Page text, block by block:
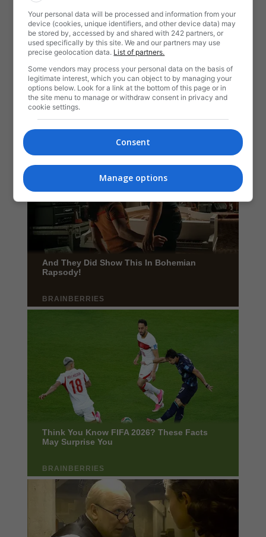
Your personal data will be processed and information from your
device (cookies, unique identifiers, and other device data) may
be stored by, accessed by and shared with 242 partners, or
used specifically by this site. We and our partners may use
precise geolocation data. List of partners.
Some vendors may process your personal data on the basis of
legitimate interest, which you can object to by managing your
options below. Look for a link at the bottom of this page or in
the site menu to manage or withdraw consent in privacy and
cookie settings.
Consent
Manage options